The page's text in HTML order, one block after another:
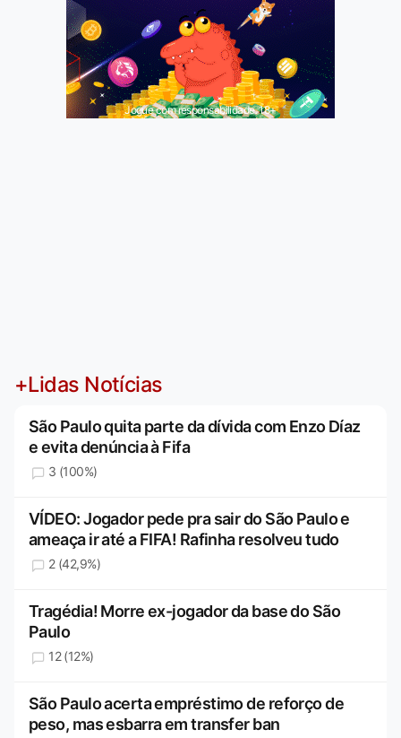
Jogue com responsabilidade. 18+
+Lidas Notícias
São Paulo quita parte da dívida com Enzo Díaz
e evita denúncia à Fifa
3 (100%)
VÍDEO: Jogador pede pra sair do São Paulo e
ameaça ir até a FIFA! Rafinha resolveu tudo
2 (42,9%)
Tragédia! Morre ex-jogador da base do São
Paulo
12 (12%)
São Paulo acerta empréstimo de reforço de
peso, mas esbarra em transfer ban